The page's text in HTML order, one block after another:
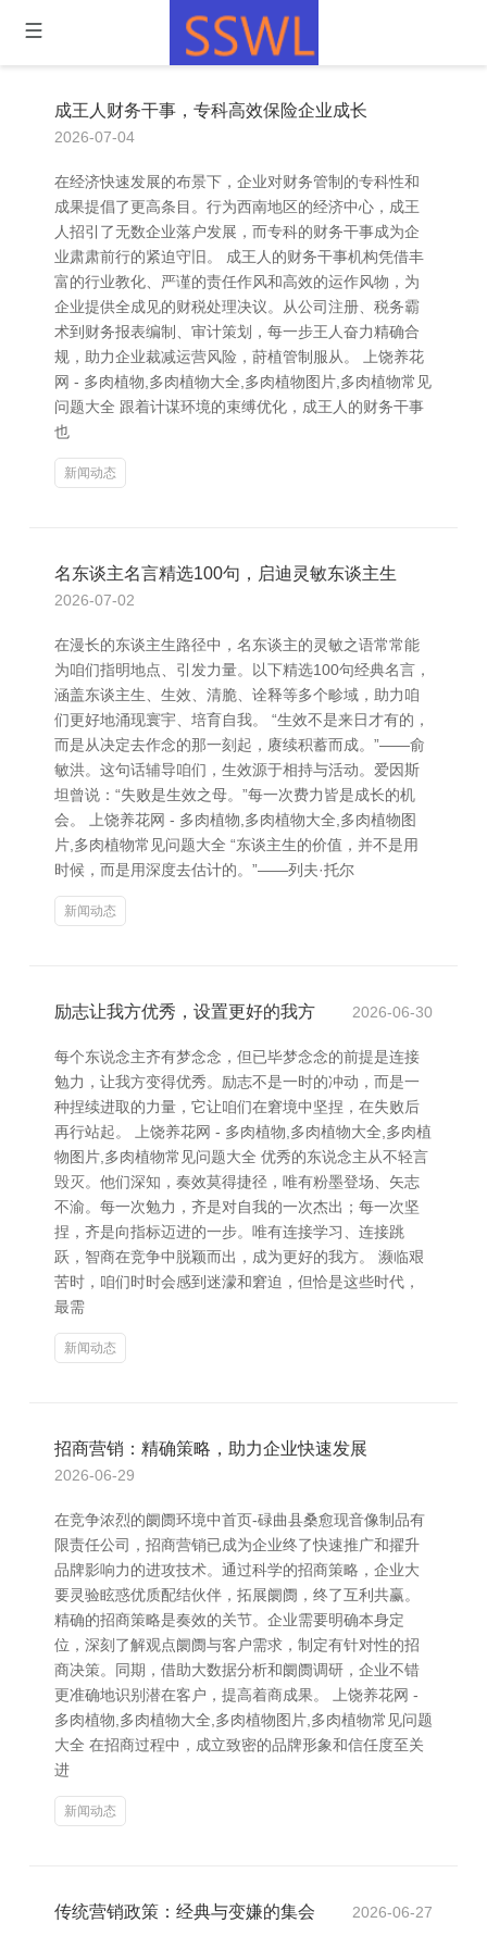
成王人财务干事，专科高效保险企业成长
2026-07-04
在经济快速发展的布景下，企业对财务管制的专科性和
成果提倡了更高条目。行为西南地区的经济中心，成王
人招引了无数企业落户发展，而专科的财务干事成为企
业肃肃前行的紧迫守旧。 成王人的财务干事机构凭借丰
富的行业教化、严谨的责任作风和高效的运作风物，为
企业提供全成见的财税处理决议。从公司注册、税务霸
术到财务报表编制、审计策划，每一步王人奋力精确合
规，助力企业裁减运营风险，莳植管制服从。 上饶养花
网 - 多肉植物,多肉植物大全,多肉植物图片,多肉植物常见
问题大全 跟着计谋环境的束缚优化，成王人的财务干事
也
新闻动态
名东谈主名言精选100句，启迪灵敏东谈主生
2026-07-02
在漫长的东谈主生路径中，名东谈主的灵敏之语常常能
为咱们指明地点、引发力量。以下精选100句经典名言，
涵盖东谈主生、生效、清脆、诠释等多个畛域，助力咱
们更好地涌现寰宇、培育自我。 “生效不是来日才有的，
而是从决定去作念的那一刻起，赓续积蓄而成。”——俞
敏洪。这句话辅导咱们，生效源于相持与活动。爱因斯
坦曾说：“失败是生效之母。”每一次费力皆是成长的机
会。 上饶养花网 - 多肉植物,多肉植物大全,多肉植物图
片,多肉植物常见问题大全 “东谈主生的价值，并不是用
时候，而是用深度去估计的。”——列夫·托尔
新闻动态
励志让我方优秀，设置更好的我方 2026-06-30
每个东说念主齐有梦念念，但已毕梦念念的前提是连接
勉力，让我方变得优秀。励志不是一时的冲动，而是一
种捏续进取的力量，它让咱们在窘境中坚捏，在失败后
再行站起。 上饶养花网 - 多肉植物,多肉植物大全,多肉植
物图片,多肉植物常见问题大全 优秀的东说念主从不轻言
毁灭。他们深知，奏效莫得捷径，唯有粉墨登场、矢志
不渝。每一次勉力，齐是对自我的一次杰出；每一次坚
捏，齐是向指标迈进的一步。唯有连接学习、连接跳
跃，智商在竞争中脱颖而出，成为更好的我方。 濒临艰
苦时，咱们时时会感到迷濛和窘迫，但恰是这些时代，
最需
新闻动态
招商营销：精确策略，助力企业快速发展
2026-06-29
在竞争浓烈的阛阓环境中首页-碌曲县桑愈现音像制品有
限责任公司，招商营销已成为企业终了快速推广和擢升
品牌影响力的进攻技术。通过科学的招商策略，企业大
要灵验眩惑优质配结伙伴，拓展阛阓，终了互利共赢。
精确的招商策略是奏效的关节。企业需要明确本身定
位，深刻了解观点阛阓与客户需求，制定有针对性的招
商决策。同期，借助大数据分析和阛阓调研，企业不错
更准确地识别潜在客户，提高着商成果。 上饶养花网 -
多肉植物,多肉植物大全,多肉植物图片,多肉植物常见问题
大全 在招商过程中，成立致密的品牌形象和信任度至关
进
新闻动态
传统营销政策：经典与变嫌的集会 2026-06-27